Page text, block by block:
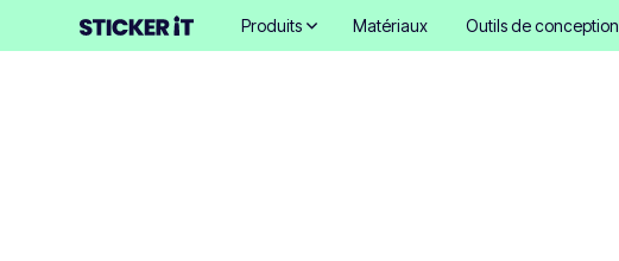
Produits Matériaux Outils de conception